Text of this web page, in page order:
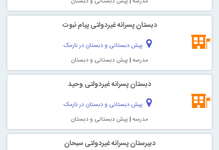
دبستان پسرانه غیردولتی پیام نبوت
پیش دبستانی و دبستان در نارمک
مدرسه | پیش دبستانی و دبستان
دبستان پسرانه غیردولتی وحید
پیش دبستانی و دبستان در نارمک
مدرسه | پیش دبستانی و دبستان
دبیرستان پسرانه غیردولتی سبحان